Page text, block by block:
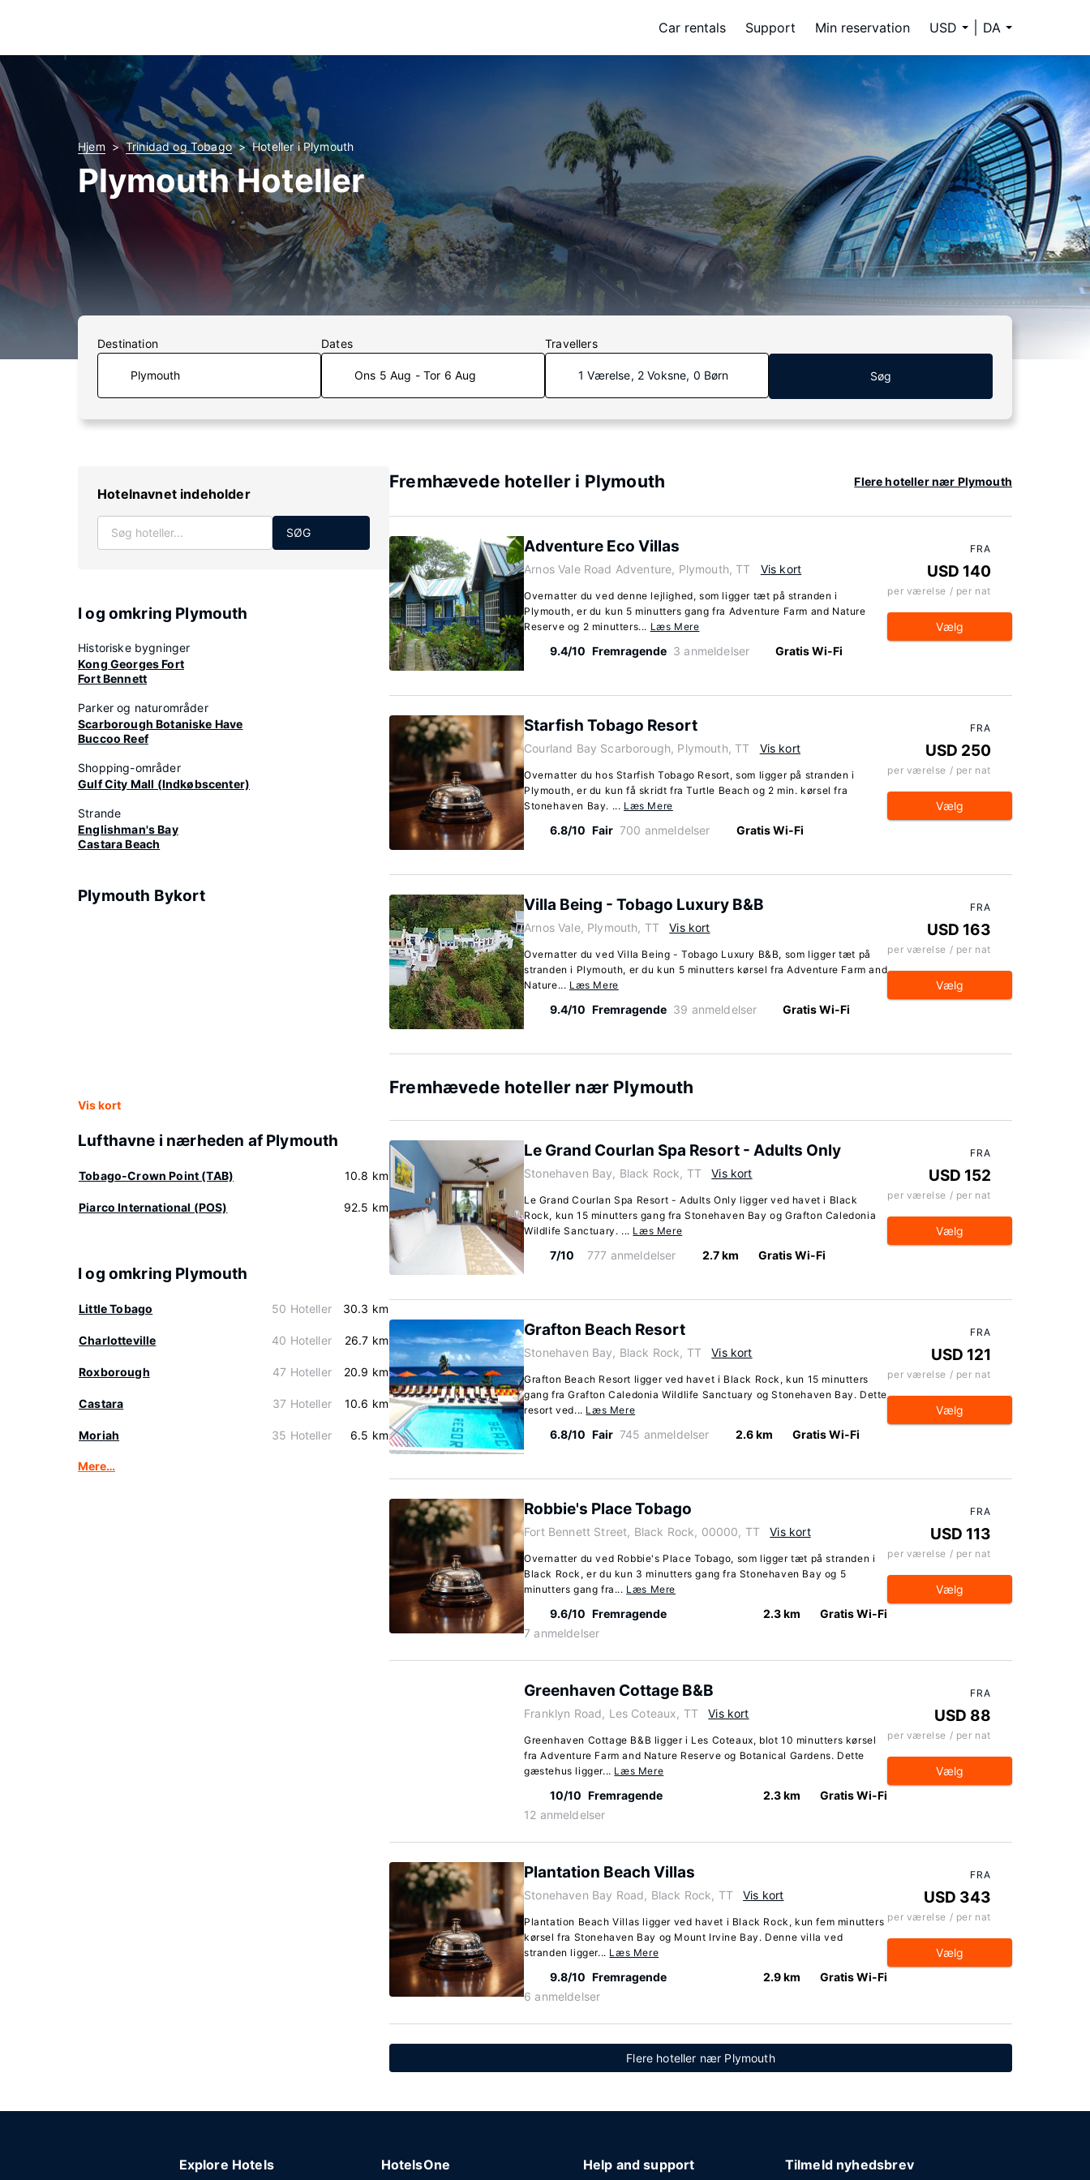
Car rentals Support Min reservation USD DA
Hjem Trinidad og Tobago Hoteller i Plymouth
Plymouth Hoteller
Destination Dates
Ons 5 Aug - Tor 6 Aug
Travellers
1 Værelse, 2 Voksne, 0 Børn Søg
Hotelnavnet indeholder
SØG
I og omkring Plymouth
Historiske bygninger
Kong Georges Fort
Fort Bennett
Parker og naturområder
Scarborough Botaniske Have
Buccoo Reef
Shopping-områder
Gulf City Mall (Indkøbscenter)
Strande
Englishman's Bay
Castara Beach
Plymouth Bykort
Vis kort
Lufthavne i nærheden af Plymouth
Tobago-Crown Point (TAB) 10.8 km
Piarco International (POS) 92.5 km
I og omkring Plymouth
Little Tobago 50 Hoteller 30.3 km
Charlotteville 40 Hoteller 26.7 km
Roxborough 47 Hoteller 20.9 km
Castara 37 Hoteller 10.6 km
Moriah 35 Hoteller 6.5 km
Mere…
Fremhævede hoteller i Plymouth Flere hoteller nær Plymouth
Adventure Eco Villas
Arnos Vale Road Adventure, Plymouth, TT Vis kort
Overnatter du ved denne lejlighed, som ligger tæt på stranden i
Plymouth, er du kun 5 minutters gang fra Adventure Farm and Nature
Reserve og 2 minutters... Læs Mere
9.4/10 Fremragende 3 anmeldelser Gratis Wi-Fi
FRA
USD 140
per værelse / per nat
Vælg
Starfish Tobago Resort
Courland Bay Scarborough, Plymouth, TT Vis kort
Overnatter du hos Starfish Tobago Resort, som ligger på stranden i
Plymouth, er du kun få skridt fra Turtle Beach og 2 min. kørsel fra
Stonehaven Bay. ... Læs Mere
6.8/10 Fair 700 anmeldelser Gratis Wi-Fi
FRA
USD 250
per værelse / per nat
Vælg
Villa Being - Tobago Luxury B&B
Arnos Vale, Plymouth, TT Vis kort
Overnatter du ved Villa Being - Tobago Luxury B&B, som ligger tæt på
stranden i Plymouth, er du kun 5 minutters kørsel fra Adventure Farm and
Nature... Læs Mere
9.4/10 Fremragende 39 anmeldelser Gratis Wi-Fi
FRA
USD 163
per værelse / per nat
Vælg
Fremhævede hoteller nær Plymouth
Le Grand Courlan Spa Resort - Adults Only
Stonehaven Bay, Black Rock, TT Vis kort
Le Grand Courlan Spa Resort - Adults Only ligger ved havet i Black
Rock, kun 15 minutters gang fra Stonehaven Bay og Grafton Caledonia
Wildlife Sanctuary. ... Læs Mere
7/10 777 anmeldelser 2.7 km Gratis Wi-Fi
FRA
USD 152
per værelse / per nat
Vælg
Grafton Beach Resort
Stonehaven Bay, Black Rock, TT Vis kort
Grafton Beach Resort ligger ved havet i Black Rock, kun 15 minutters
gang fra Grafton Caledonia Wildlife Sanctuary og Stonehaven Bay. Dette
resort ved... Læs Mere
6.8/10 Fair 745 anmeldelser 2.6 km Gratis Wi-Fi
FRA
USD 121
per værelse / per nat
Vælg
Robbie's Place Tobago
Fort Bennett Street, Black Rock, 00000, TT Vis kort
Overnatter du ved Robbie's Place Tobago, som ligger tæt på stranden i
Black Rock, er du kun 3 minutters gang fra Stonehaven Bay og 5
minutters gang fra... Læs Mere
9.6/10 Fremragende
7 anmeldelser
2.3 km Gratis Wi-Fi
FRA
USD 113
per værelse / per nat
Vælg
Greenhaven Cottage B&B
Franklyn Road, Les Coteaux, TT Vis kort
Greenhaven Cottage B&B ligger i Les Coteaux, blot 10 minutters kørsel
fra Adventure Farm and Nature Reserve og Botanical Gardens. Dette
gæstehus ligger... Læs Mere
10/10 Fremragende
12 anmeldelser
2.3 km Gratis Wi-Fi
FRA
USD 88
per værelse / per nat
Vælg
Plantation Beach Villas
Stonehaven Bay Road, Black Rock, TT Vis kort
Plantation Beach Villas ligger ved havet i Black Rock, kun fem minutters
kørsel fra Stonehaven Bay og Mount Irvine Bay. Denne villa ved
stranden ligger... Læs Mere
9.8/10 Fremragende
6 anmeldelser
2.9 km Gratis Wi-Fi
FRA
USD 343
per værelse / per nat
Vælg
Flere hoteller nær Plymouth
Explore Hotels HotelsOne Help and support Tilmeld nyhedsbrev